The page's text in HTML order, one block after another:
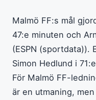
Malmö FF:s mål
47:e minuten och
(ESPN (sportdata)).
Simon Hedlund i
För Malmö FF-
är en utmaning,